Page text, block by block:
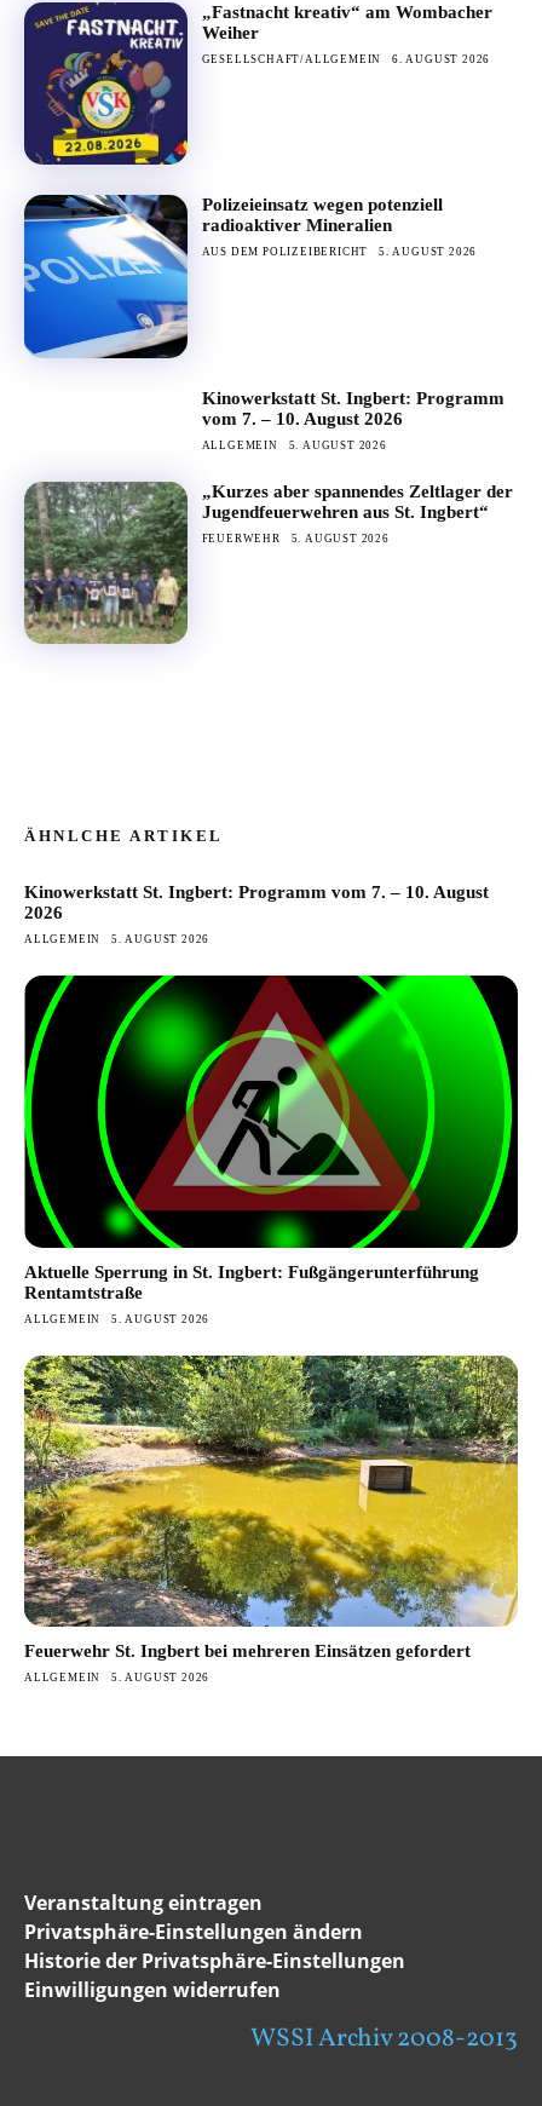
„Fastnacht kreativ“ am Wombacher
Weiher
GESELLSCHAFT/ALLGEMEIN 6. AUGUST 2026
Polizeieinsatz wegen potenziell
radioaktiver Mineralien
AUS DEM POLIZEIBERICHT 5. AUGUST 2026
Kinowerkstatt St. Ingbert: Programm
vom 7. – 10. August 2026
ALLGEMEIN 5. AUGUST 2026
„Kurzes aber spannendes Zeltlager der
Jugendfeuerwehren aus St. Ingbert“
FEUERWEHR 5. AUGUST 2026
ÄHNLCHE ARTIKEL
Kinowerkstatt St. Ingbert: Programm vom 7. – 10. August
2026
ALLGEMEIN 5. AUGUST 2026
Aktuelle Sperrung in St. Ingbert: Fußgängerunterführung
Rentamtstraße
ALLGEMEIN 5. AUGUST 2026
Feuerwehr St. Ingbert bei mehreren Einsätzen gefordert
ALLGEMEIN 5. AUGUST 2026
Veranstaltung eintragen
Privatsphäre-Einstellungen ändern
Historie der Privatsphäre-Einstellungen
Einwilligungen widerrufen
WSSI Archiv 2008-2013